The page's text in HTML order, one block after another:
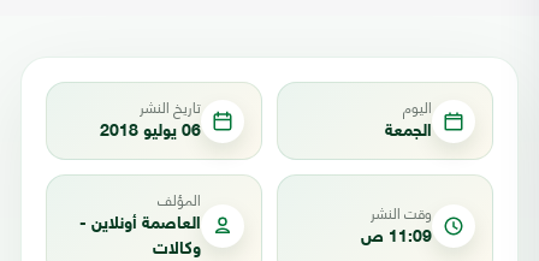
اليوم
الجمعة
تاريخ النشر
06 يوليو 2018
وقت النشر
11:09 ص
المؤلف
العاصمة أونلاين -
وكالات